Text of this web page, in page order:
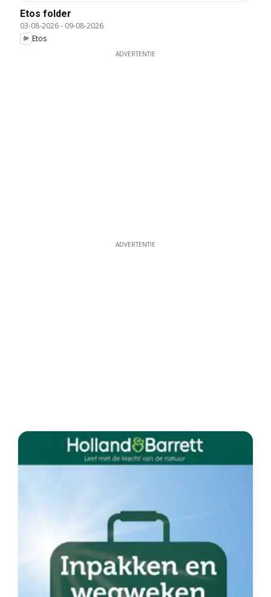
Etos folder
03-08-2026- 09-08-2026
Etos
ADVERTENTIE
ADVERTENTIE